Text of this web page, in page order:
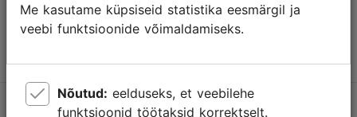
info@visittallinn.ee
Jälgi meid @ VisitTallinn
Me kasutame küpsiseid statistika eesmärgil ja
veebi funktsioonide võimaldamiseks.
Nõutud:
funktsioonid töötaksid korrektselt.